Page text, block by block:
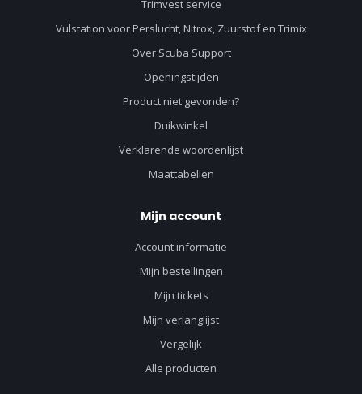
Trimvest service
Vulstation voor Perslucht, Nitrox, Zuurstof en Trimix
Over Scuba Support
Openingstijden
Product niet gevonden?
Duikwinkel
Verklarende woordenlijst
Maattabellen
Mijn account
Account informatie
Mijn bestellingen
Mijn tickets
Mijn verlanglijst
Vergelijk
Alle producten